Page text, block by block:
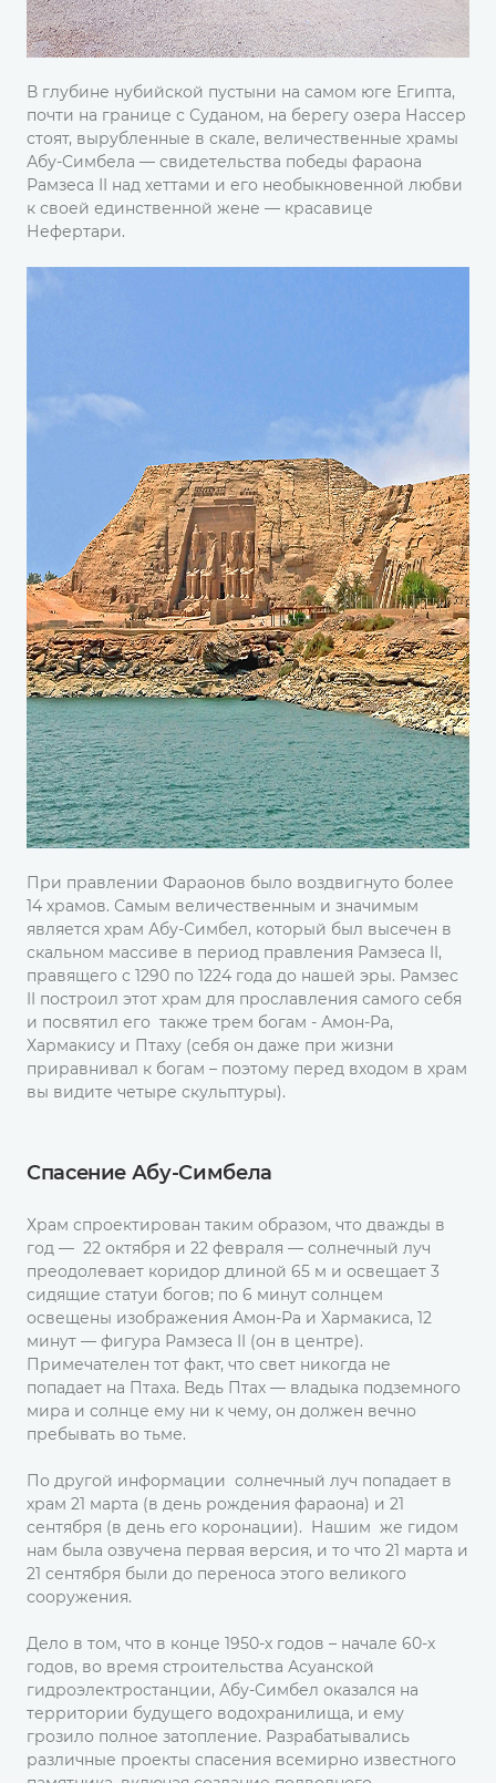
В глубине нубийской пустыни на самом юге Египта,
почти на границе с Суданом, на берегу озера Нассер
стоят, вырубленные в скале, величественные храмы
Абу-Симбела — свидетельства победы фараона
Рамзеса II над хеттами и его необыкновенной любви
к своей единственной жене — красавице
Нефертари.
При правлении Фараонов было воздвигнуто более
14 храмов. Самым величественным и значимым
является храм Абу-Симбел, который был высечен в
скальном массиве в период правления Рамзеса II,
правящего с 1290 по 1224 года до нашей эры. Рамзес
II построил этот храм для прославления самого себя
и посвятил его также трем богам - Амон-Ра,
Хармакису и Птаху (себя он даже при жизни
приравнивал к богам – поэтому перед входом в храм
вы видите четыре скульптуры).
Спасение Абу-Симбела
Храм спроектирован таким образом, что дважды в
год — 22 октября и 22 февраля — солнечный луч
преодолевает коридор длиной 65 м и освещает 3
сидящие статуи богов; по 6 минут солнцем
освещены изображения Амон-Ра и Хармакиса, 12
минут — фигура Рамзеса II (он в центре).
Примечателен тот факт, что свет никогда не
попадает на Птаха. Ведь Птах — владыка подземного
мира и солнце ему ни к чему, он должен вечно
пребывать во тьме.
По другой информации солнечный луч попадает в
храм 21 марта (в день рождения фараона) и 21
сентября (в день его коронации). Нашим же гидом
нам была озвучена первая версия, и то что 21 марта и
21 сентября были до переноса этого великого
сооружения.
Дело в том, что в конце 1950-х годов – начале 60-х
годов, во время строительства Асуанской
гидроэлектростанции, Абу-Симбел оказался на
территории будущего водохранилища, и ему
грозило полное затопление. Разрабатывались
различные проекты спасения всемирно известного